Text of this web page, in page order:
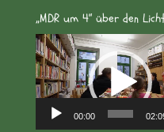
„MDR um 4“ über den
Video-
Player
00:00